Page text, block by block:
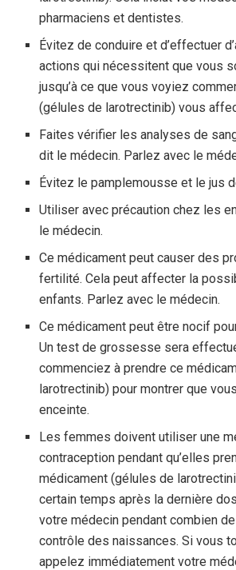
pharmaciens et dentistes.
Évitez de conduire et d’effectuer
actions qui nécessitent que vous
jusqu’à ce que vous voyiez
(gélules de larotrectinib) vous
Faites vérifier les analyses de
dit le médecin. Parlez avec le
Évitez le pamplemousse et le jus
Utiliser avec précaution chez les
le médecin.
Ce médicament peut causer des
fertilité. Cela peut affecter la
enfants. Parlez avec le médecin.
Ce médicament peut être nocif
Un test de grossesse sera
commenciez à prendre ce
larotrectinib) pour montrer que
enceinte.
Les femmes doivent utiliser une
contraception pendant qu’elles
médicament (gélules de
certain temps après la dernière
votre médecin pendant combien
contrôle des naissances. Si vous
appelez immédiatement votre